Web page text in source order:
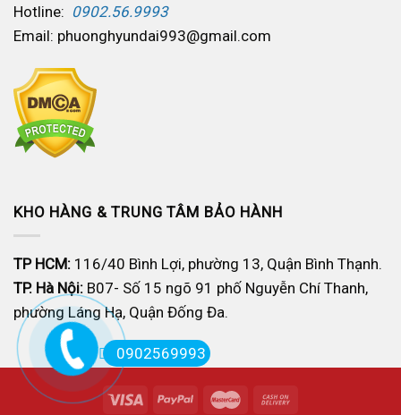
Hotline: 0902.56.9993
Email: phuonghyundai993@gmail.com
KHO HÀNG & TRUNG TÂM BẢO HÀNH
TP HCM: 116/40 Bình Lợi, phường 13, Quận Bình Thạnh.
TP. Hà Nội: B07- Số 15 ngõ 91 phố Nguyễn Chí Thanh,
phường Láng Hạ, Quận Đống Đa.
0902569993